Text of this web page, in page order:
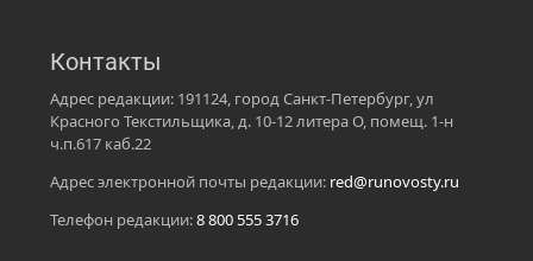
Контакты
Адрес редакции: 191124, город Санкт-Петербург, ул
Красного Текстильщика, д. 10-12 литера О, помещ. 1-н
ч.п.617 каб.22
Адрес электронной почты редакции: red@runovosty.ru
Телефон редакции:8 800 555 3716